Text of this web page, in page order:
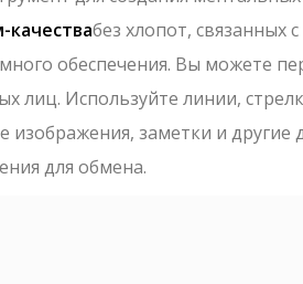
качествабез хлопот, связанных
обеспечения. Вы можете
лиц. Используйте линии,
изображения, заметки и
для обмена.